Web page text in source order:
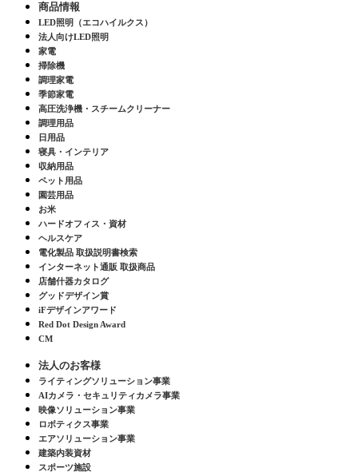
商品情報
LED照明（エコハイルクス）
法人向けLED照明
家電
掃除機
調理家電
季節家電
高圧洗浄機・スチームクリーナー
調理用品
日用品
寝具・インテリア
収納用品
ペット用品
園芸用品
お米
ハードオフィス・資材
ヘルスケア
電化製品 取扱説明書検索
インターネット通販 取扱商品
店舗什器カタログ
グッドデザイン賞
iFデザインアワード
Red Dot Design Award
CM
法人のお客様
ライティングソリューション事業
AIカメラ・セキュリティカメラ事業
映像ソリューション事業
ロボティクス事業
エアソリューション事業
建築内装資材
スポーツ施設